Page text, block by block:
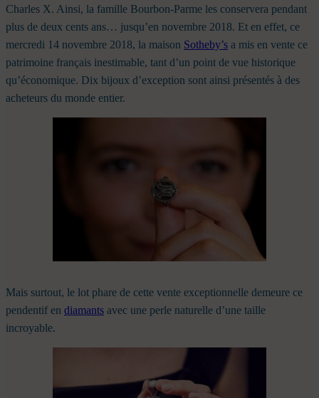
Charles X. Ainsi, la famille Bourbon-Parme les conservera pendant
plus de deux cents ans… jusqu’en novembre 2018. Et en effet, ce
mercredi 14 novembre 2018, la maison Sotheby’s a mis en vente ce
patrimoine français inestimable, tant d’un point de vue historique
qu’économique. Dix bijoux d’exception sont ainsi présentés à des
acheteurs du monde entier.
Mais surtout, le lot phare de cette vente exceptionnelle demeure ce
pendentif en diamants avec une perle naturelle d’une taille
incroyable.